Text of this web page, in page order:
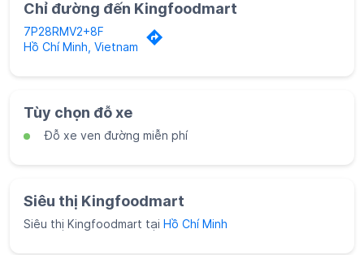
Siêu thị Kingfoodmart
Phương thức thanh toán
Thẻ Visa
Tiền mặt